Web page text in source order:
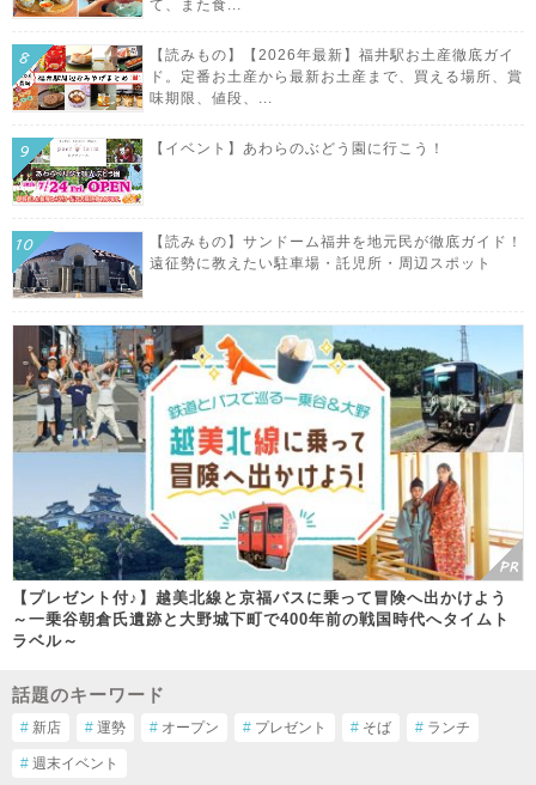
て、また食...
【読みもの】【2026年最新】福井駅お土産徹底ガイ
ド。定番お土産から最新お土産まで、買える場所、賞
味期限、値段、...
【イベント】あわらのぶどう園に行こう！
【読みもの】サンドーム福井を地元民が徹底ガイド！
遠征勢に教えたい駐車場・託児所・周辺スポット
【プレゼント付♪】越美北線と京福バスに乗って冒険へ出かけよう
～一乗谷朝倉氏遺跡と大野城下町で400年前の戦国時代へタイムト
ラベル～
話題のキーワード
# 新店 # 運勢 # オープン # プレゼント # そば # ランチ
# 週末イベント